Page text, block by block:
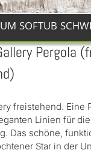
SOFTUB
Pergola
freistehend. Eine
Linien für
Das schöne,
Star in der